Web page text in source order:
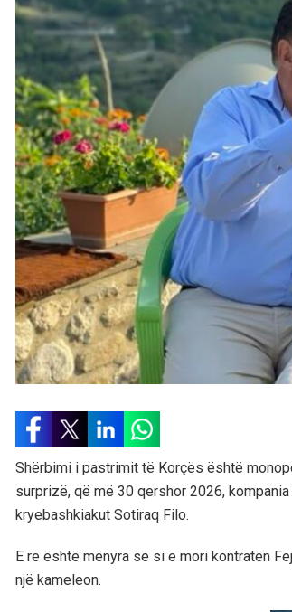
Shërbimi i pastrimit të Korçës është
surprizë, që më 30 qershor 2026,
kryebashkiakut Sotiraq Filo.
E re është mënyra se si e mori kontratën
një kameleon.